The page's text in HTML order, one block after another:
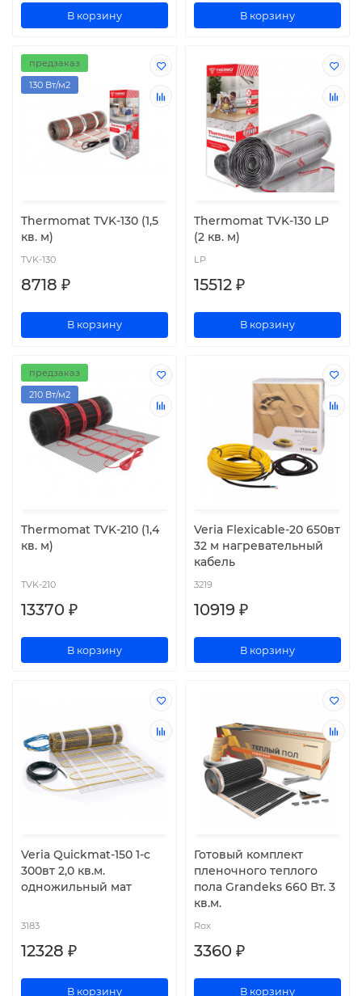
В корзину В корзину
предзаказ
130 Вт/м2
Thermomat TVK-130 (1,5
кв. м)
TVK-130
8718 ₽
В корзину
Thermomat TVK-130 LP
(2 кв. м)
LP
15512 ₽
В корзину
предзаказ
210 Вт/м2
Thermomat TVK-210 (1,4
кв. м)
TVK-210
13370 ₽
В корзину
Veria Flexicable-20 650вт
32 м нагревательный
кабель
3219
10919 ₽
В корзину
Veria Quickmat-150 1-c
300вт 2,0 кв.м.
одножильный мат
3183
12328 ₽
В корзину
Готовый комплект
пленочного теплого
пола Grandeks 660 Вт. 3
кв.м.
Rox
3360 ₽
В корзину